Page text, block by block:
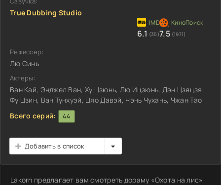
True Dubbing Studio
6.1 (35)7.5 (1971)
Режиссер:
Лю Синь
Актеры:
Ван Кай, Энджел Ван, Ху Цзюнь, Лю Ицзюнь, Дэн Цзяцзя,
Фу Цзин, Ван Тунхуэй, Цяо Давэй, Чэнь Чухань, Чжан Тао
Всего серий:
44
Добавить в список
Lakorn предлагает вам смотреть дораму «Охота на лис»